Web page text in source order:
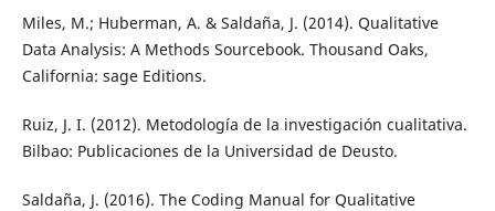
Miles, M.; Huberman, A. & Saldaña, J. (2014). Qualitative
Data Analysis: A Methods Sourcebook. Thousand Oaks,
California: sage Editions.
Ruiz, J. I. (2012). Metodología de la investigación cualitativa.
Bilbao: Publicaciones de la Universidad de Deusto.
Saldaña, J. (2016). The Coding Manual for Qualitative